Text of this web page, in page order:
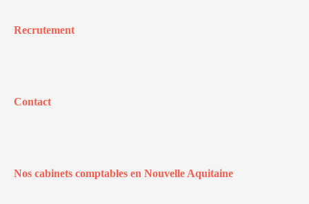
Recrutement
Contact
Nos cabinets comptables en Nouvelle Aquitaine